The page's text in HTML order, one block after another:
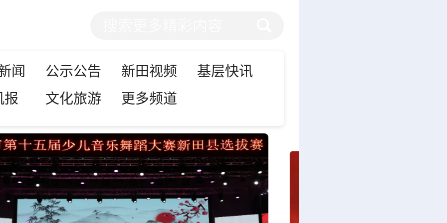
闻 公示公告 新田视频
基层快讯
报
文化旅游 更多频道
中国共产党新田县第十四次代表大会